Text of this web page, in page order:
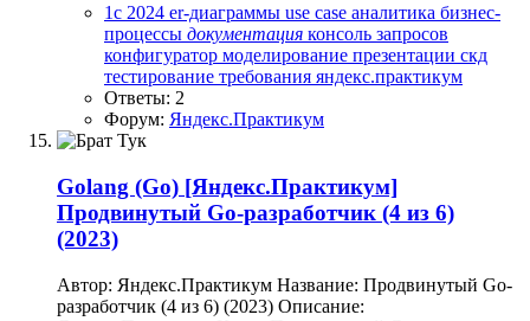
1с 2024 er-диаграммы use case аналитика бизнес-
процессы документация консоль запросов
конфигуратор моделирование презентации скд
тестирование требования яндекс.практикум
Ответы: 2
Форум: Яндекс.Практикум
Golang (Go) [Яндекс.Практикум]
Продвинутый Go-разработчик (4 из 6)
(2023)
Автор: Яндекс.Практикум Название: Продвинутый Go-
разработчик (4 из 6) (2023) Описание: